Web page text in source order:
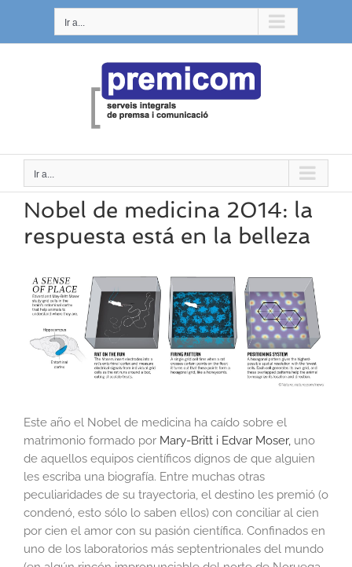
contenido
Ir a...
Ir a...
Nobel de medicina 2014: la
respuesta está en la belleza
Ver
imagen
más
grande
Este año el Nobel de medicina ha caído sobre el
matrimonio formado por Mary-Britt i Edvar Moser, uno
de aquellos equipos científicos dignos de que alguien
les escriba una biografía. Entre muchas otras
peculiaridades de su trayectoria, el destino les premió (o
condenó, esto sólo lo saben ellos) con conciliar al cien
por cien el amor con su pasión científica. Confinados en
uno de los laboratorios más septentrionales del mundo